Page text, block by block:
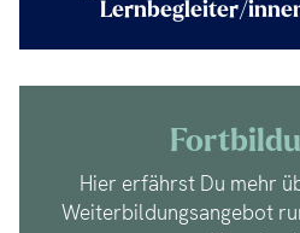
Lernbegleiter/
Hier erfährst Du mehr
Weiterbildungsangebot